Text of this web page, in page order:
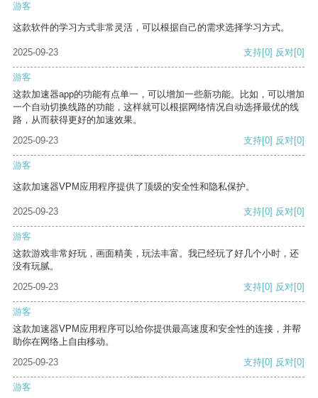
游客
这款软件的学习方式非常灵活，可以根据自己的需求选择学习方式。
2025-09-23 支持[0] 反对[0]
游客
这款加速器app的功能有点单一，可以增加一些新功能。比如，可以增加
一个自动切换线路的功能，这样就可以根据网络情况自动选择最优的线
路，从而获得更好的加速效果。
2025-09-23
支持[0] 反对[0]
游客
这款加速器VPM应用程序提供了顶级的安全性和隐私保护。
2025-09-23 支持[0] 反对[0]
游客
这款游戏非常好玩，画面精美，玩法丰富。我已经玩了好几个小时，还
没有玩腻。
2025-09-23
支持[0] 反对[0]
游客
这款加速器VPM应用程序可以给你提供最高速度和安全性的连接，并帮
助你在网络上自由移动。
2025-09-23
支持[0] 反对[0]
游客